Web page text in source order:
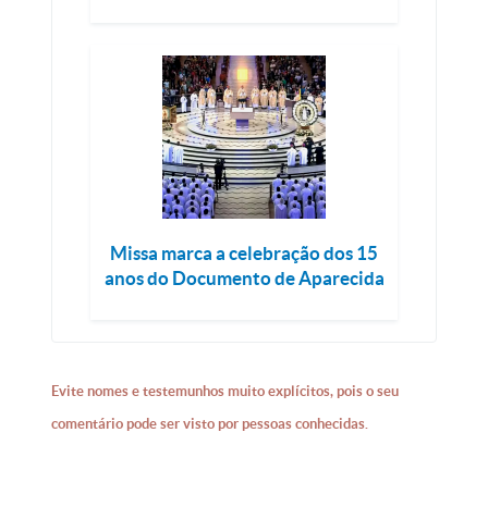
Missa marca a celebração dos 15
anos do Documento de Aparecida
Evite nomes e testemunhos muito explícitos, pois o seu
comentário pode ser visto por pessoas conhecidas.